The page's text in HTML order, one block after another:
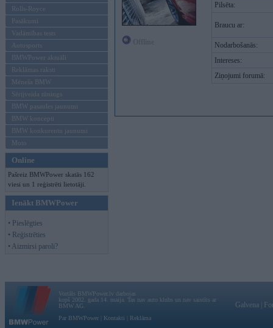
Rolls-Royce
Pasākumi
Vadāmības tests
Autosports
BMWPower aktuāli
Reklāmas raksti
Mēneša BMW
Sērijveida tūnings
BMW pasaules jaunumi
BMW koncepti
BMW konkurentu jaunumi
Moto
Online
Pašreiz BMWPower skatās 162
viesi un 1 reģistrēti lietotāji.
Ienākt BMWPower
• Pieslēgties
• Reģistrēties
• Aizmirsi paroli?
Pilsēta:
Braucu ar:
Nodarbošanās:
Intereses:
Ziņojumi forumā:
Vortāls BMWPower.lv darbojas
kopš 2002. gada 14. maija. Tas nav auto klubs un nav saistīts ar
BMW AG.
Par BMWPower
Kontakti Reklāma
Galvena